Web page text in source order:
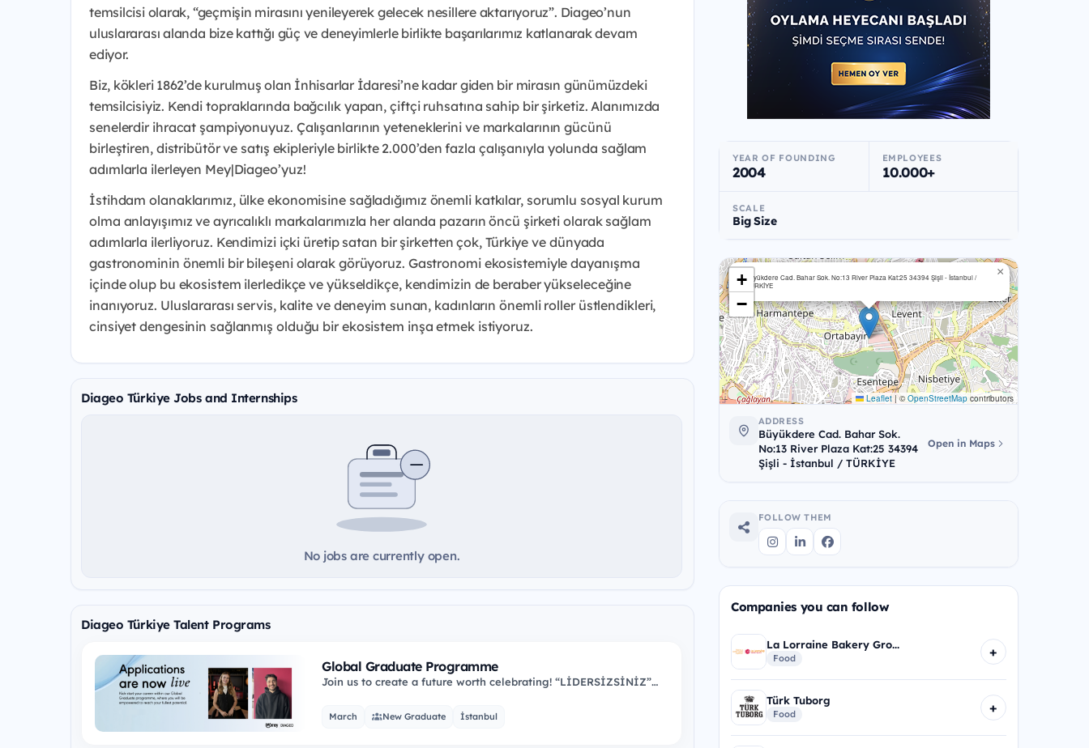
temsilcisi olarak, “geçmişin mirasını yenileyerek gelecek nesillere aktarıyoruz”. Diageo’nun
uluslararası alanda bize kattığı güç ve deneyimlerle birlikte başarılarımız katlanarak devam
ediyor.
Biz, kökleri 1862’de kurulmuş olan İnhisarlar İdaresi’ne kadar giden bir mirasın günümüzdeki
temsilcisiyiz. Kendi topraklarında bağcılık yapan, çiftçi ruhsatına sahip bir şirketiz.Alanımızda
senelerdir ihracat şampiyonuyuz. Çalışanlarının yeteneklerini ve markalarının gücünü
birleştiren, distribütör ve satış ekipleriyle birlikte 2.000’den fazla çalışanıyla yolunda sağlam
adımlarla ilerleyen Mey|Diageo’yuz!
İstihdam olanaklarımız, ülke ekonomisine sağladığımız önemli katkılar, sorumlu sosyal kurum
olma anlayışımız ve ayrıcalıklı markalarımızla her alanda pazarın öncü şirketi olarak sağlam
adımlarla ilerliyoruz. Kendimizi içki üretip satan bir şirketten çok, Türkiye ve dünyada
gastronominin önemli bir bileşeni olarak görüyoruz. Gastronomi ekosistemiyle dayanışma
içinde olup bu ekosistem ilerledikçe ve yükseldikçe, kendimizin de beraber yükseleceğine
inanıyoruz. Uluslararası servis, kalite ve deneyim sunan, kadınların önemli roller üstlendikleri,
cinsiyet dengesinin sağlanmış olduğu bir ekosistem inşa etmek istiyoruz.
Diageo Türkiye Jobs and Internships
No jobs are currently open.
Diageo Türkiye Talent Programs
Global Graduate Programme
Join us to create a future worth celebrating! “LİDERSİZSİNİZ”
March New Graduate İstanbul
YEAR OF FOUNDING
2004
EMPLOYEES
10.000+
SCALE
Big Size
Büyükdere Cad. Bahar Sok. No:13 River Plaza Kat:25 34394 Şişli - İstanbul /
TÜRKİYE
×
+
−
Leaflet |©OpenStreetMap contributors
ADDRESS
Büyükdere Cad. Bahar Sok.
No:13 River Plaza Kat:25 34394
Şişli - İstanbul / TÜRKİYE
Open in Maps
FOLLOW THEM
Companies you can follow
La Lorraine Bakery Gro...
Food +
Türk Tuborg
Food +